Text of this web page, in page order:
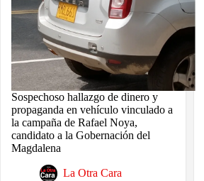
Sospechoso hallazgo de dinero y
propaganda en vehículo vinculado a
la campaña de Rafael Noya,
candidato a la Gobernación del
Magdalena
La Otra Cara